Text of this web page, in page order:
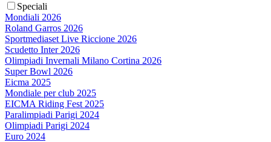
Speciali
Mondiali 2026
Roland Garros 2026
Sportmediaset Live Riccione 2026
Scudetto Inter 2026
Olimpiadi Invernali Milano Cortina 2026
Super Bowl 2026
Eicma 2025
Mondiale per club 2025
EICMA Riding Fest 2025
Paralimpiadi Parigi 2024
Olimpiadi Parigi 2024
Euro 2024